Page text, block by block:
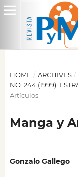
HOME / ARCHIVES /
NO. 244 (1999):
Artículos
Manga y
Gonzalo Gallego